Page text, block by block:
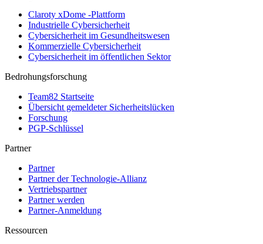
Claroty xDome -Plattform
Industrielle Cybersicherheit
Cybersicherheit im Gesundheitswesen
Kommerzielle Cybersicherheit
Cybersicherheit im öffentlichen Sektor
Bedrohungsforschung
Team82 Startseite
Übersicht gemeldeter Sicherheitslücken
Forschung
PGP-Schlüssel
Partner
Partner
Partner der Technologie-Allianz
Vertriebspartner
Partner werden
Partner-Anmeldung
Ressourcen